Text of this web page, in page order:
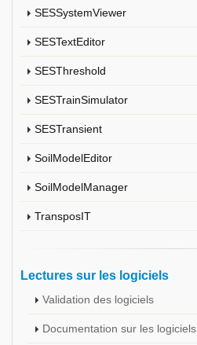
SESSystemViewer
SESTextEditor
SESThreshold
SESTrainSimulator
SESTransient
SoilModelEditor
SoilModelManager
TransposIT
Lectures sur les logiciels
Validation des logiciels
Documentation sur les logiciels